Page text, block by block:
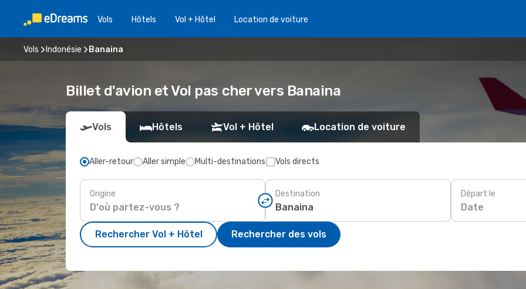
Vols Hôtels Vol + Hôtel Location de voiture
Vols Indonésie Banaina
Billet d'avion et Vol pas cher vers Banaina
Vols Hôtels Vol + Hôtel Location de voiture
Aller-retour Aller simple Multi-destinations Vols directs
Origine Destination Départ le
Date
Rechercher Vol + Hôtel Rechercher des vols